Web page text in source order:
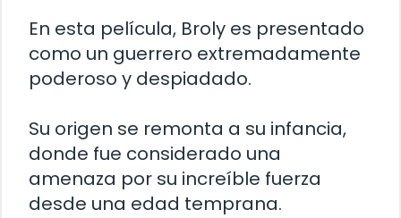
En esta película, Broly es presentado
como un guerrero extremadamente
poderoso y despiadado.
Su origen se remonta a su infancia,
donde fue considerado una
amenaza por su increíble fuerza
desde una edad temprana.